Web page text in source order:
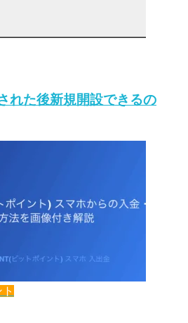
れた後新規開設できるの